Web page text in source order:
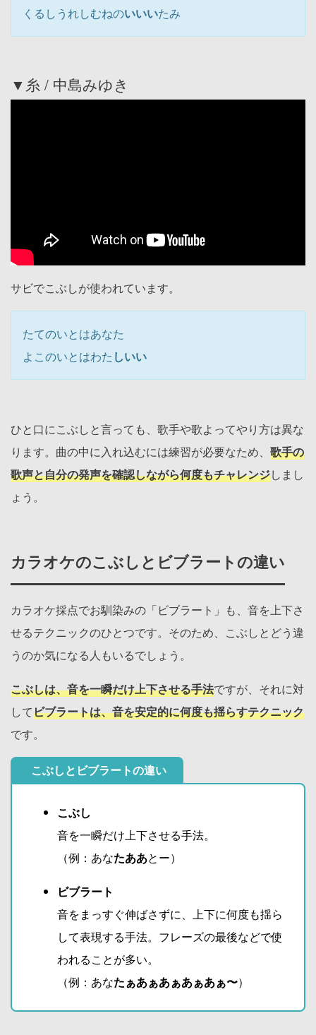
くるしうれしむねのいいいたみ
▼糸 / 中島みゆき
サビでこぶしが使われています。
たてのいとはあなた
よこのいとはわた しいい
ひと口にこぶしと言っても、歌手や歌よってやり方は異な
ります。曲の中に入れ込むには練習が必要なため、 歌手の
歌声と自分の発声を確認しながら何度もチャレンジしまし
ょう。
カラオケのこぶしとビブラートの違い
カラオケ採点でお馴染みの「ビブラート」も、音を上下さ
せるテクニックのひとつです。そのため、こぶしとどう違
うのか気になる人もいるでしょう。
こぶしは、音を一瞬だけ上下させる手法ですが、それに対
してビブラートは、音を安定的に何度も揺らすテクニック
です。
こぶしとビブラートの違い
こぶし
音を一瞬だけ上下させる手法。
（例：あなたああとー）
ビブラート
音をまっすぐ伸ばさずに、上下に何度も揺ら
して表現する手法。フレーズの最後などで使
われることが多い。
（例：あなたぁあぁあぁあぁあぁ〜）